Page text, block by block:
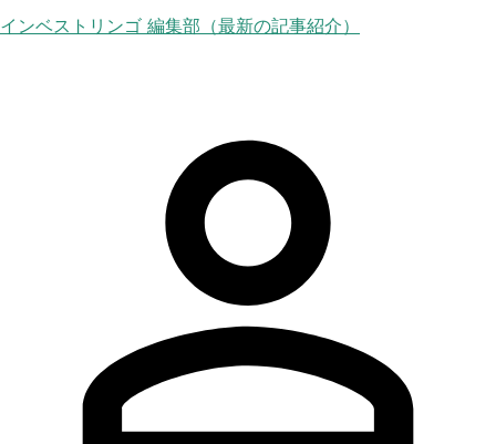
インベストリンゴ 編集部（最新の記事紹介）